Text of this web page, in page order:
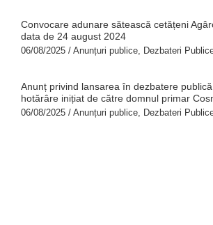
Convocare adunare sătească cetățeni
data de 24 august 2024
06/08/2025 / Anunțuri publice, Dezbateri
Anunț privind lansarea în dezbatere
hotărâre inițiat de către domnul primar
06/08/2025 / Anunțuri publice, Dezbateri